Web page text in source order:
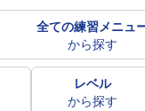
全ての練習メニュ
から探す
レベル
から探す